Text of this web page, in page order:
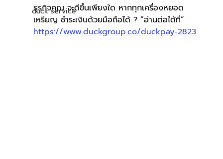
duck service
ธุรกิจคุณ จะดีขึ้นเพียงใด หากทุกเครื่องหยอด
เหรียญ ชำระเงินด้วยมือถือได้ ? “อ่านต่อได้ที่”
https://www.duckgroup.co/duckpay-2823